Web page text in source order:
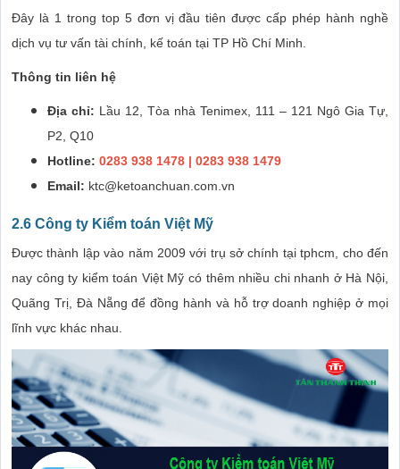
Đây là 1 trong top 5 đơn vị đầu tiên được cấp phép hành nghề
dịch vụ tư vấn tài chính, kế toán tại TP Hồ Chí Minh.
Thông tin liên hệ
Địa chỉ: Lầu 12, Tòa nhà Tenimex, 111 – 121 Ngô Gia Tự,
P2, Q10
Hotline: 0283 938 1478 | 0283 938 1479
Email: ktc@ketoanchuan.com.vn
2.6 Công ty Kiểm toán Việt Mỹ
Được thành lập vào năm 2009 với trụ sở chính tại tphcm, cho đến
nay công ty kiểm toán Việt Mỹ có thêm nhiều chi nhanh ở Hà Nội,
Quãng Trị, Đà Nẵng để đồng hành và hỗ trợ doanh nghiệp ở mọi
lĩnh vực khác nhau.